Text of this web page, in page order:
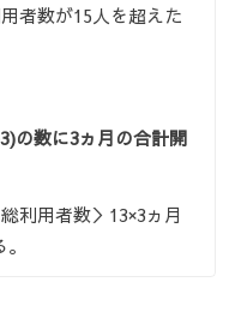
数が15人を超えた
の数に3ヵ月の合計開
用者数＞13×3ヵ月